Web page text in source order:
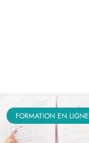
FORMATION EN LIGNE